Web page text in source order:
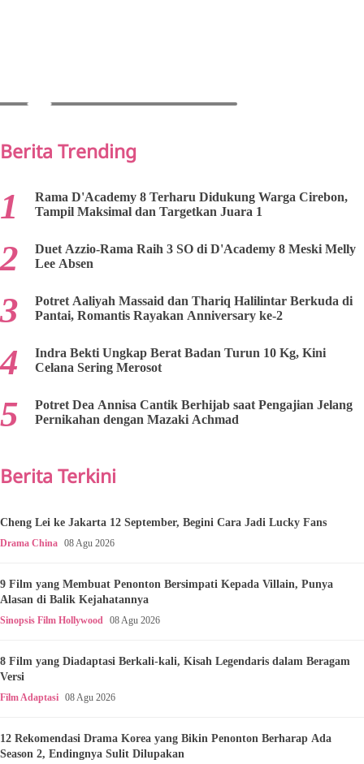
Berita Trending
Rama D'Academy 8 Terharu Didukung Warga Cirebon,
Tampil Maksimal dan Targetkan Juara 1
Duet Azzio-Rama Raih 3 SO di D'Academy 8 Meski Melly
Lee Absen
Potret Aaliyah Massaid dan Thariq Halilintar Berkuda di
Pantai, Romantis Rayakan Anniversary ke-2
Indra Bekti Ungkap Berat Badan Turun 10 Kg, Kini
Celana Sering Merosot
Potret Dea Annisa Cantik Berhijab saat Pengajian Jelang
Pernikahan dengan Mazaki Achmad
Berita Terkini
Cheng Lei ke Jakarta 12 September, Begini Cara Jadi Lucky Fans
Drama China 08 Agu 2026
9 Film yang Membuat Penonton Bersimpati Kepada Villain, Punya
Alasan di Balik Kejahatannya
Sinopsis Film Hollywood 08 Agu 2026
8 Film yang Diadaptasi Berkali-kali, Kisah Legendaris dalam Beragam
Versi
Film Adaptasi 08 Agu 2026
12 Rekomendasi Drama Korea yang Bikin Penonton Berharap Ada
Season 2, Endingnya Sulit Dilupakan